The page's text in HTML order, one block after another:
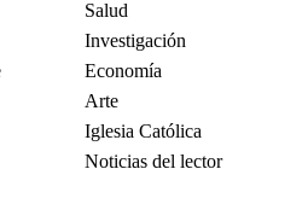
Salud
Investigación
Economía
Arte
Iglesia Católica
Noticias del lector